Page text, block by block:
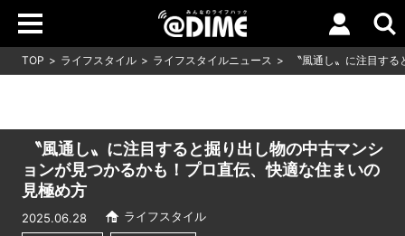
TOP ライフスタイル ライフスタイルニュース 〝風通し〟に注目す
〝風通し〟に注目すると掘り出し物の中古マンシ
ョンが見つかるかも！プロ直伝、快適な住まいの
見極め方
2025.06.28 ライフスタイル